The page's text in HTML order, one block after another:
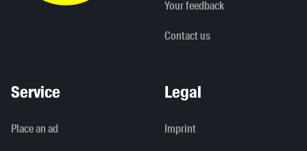
Your feedback
Contact us
Service
Place an ad
Legal
Imprint